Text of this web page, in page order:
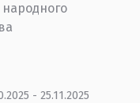
- 25.11.2025